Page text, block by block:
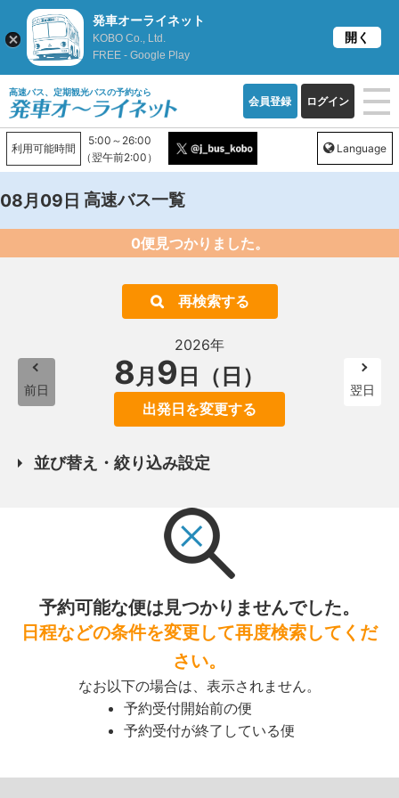
高速バス、定期観光バスの予約なら
会員登録 ログイン
利用可能時間
5:00～26:00
（翌午前2:00）
Language
08月09日 高速バス一覧
0便見つかりました。
再検索する
前日
2026年
8月 9 日（日）
出発日を変更する
翌日
並び替え・絞り込み設定
予約可能な便は見つかりませんでした。
日程などの条件を変更して再度検索してくだ
さい。
なお以下の場合は、表示されません。
予約受付開始前の便
予約受付が終了している便
発車オーライネット
KOBO Co., Ltd.
FREE - Google Play
開く